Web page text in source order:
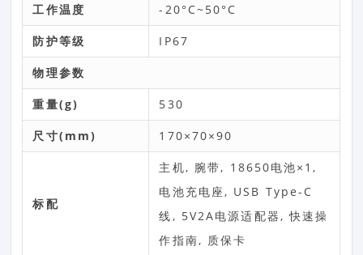
工作温度 -20°C~50°C
防护等级 IP67
物理参数
重量(g) 530
尺寸(mm) 170×70×90
标配
主机, 腕带, 18650电池×1,
电池充电座, USB Type-C
线, 5V2A电源适配器, 快速操
作指南, 质保卡